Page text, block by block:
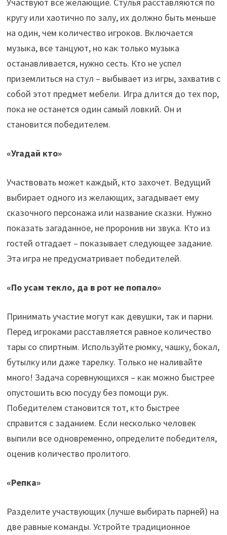
кругу или хаотично по залу, их должно быть меньше
на один, чем количество игроков. Включается
музыка, все танцуют, но как только музыка
останавливается, нужно сесть. Кто не успел
приземлиться на стул – выбывает из игры, захватив с
собой этот предмет мебели. Игра длится до тех пор,
пока не останется один самый ловкий. Он и
становится победителем.
«Угадай кто»
Участвовать может каждый, кто захочет. Ведущий
выбирает одного из желающих, загадывает ему
сказочного персонажа или название сказки. Нужно
показать загаданное, не проронив ни звука. Кто из
гостей отгадает – показывает следующее задание.
Эта игра не предусматривает победителей.
«По усам текло, да в рот не попало»
Принимать участие могут как девушки, так и парни.
Перед игроками расставляется равное количество
тары со спиртным. Используйте рюмку, чашку, бокал,
бутылку или даже тарелку. Только не наливайте
много! Задача соревнующихся – как можно быстрее
опустошить всю посуду без помощи рук.
Победителем становится тот, кто быстрее
справится с заданием. Если несколько человек
выпили все одновременно, определите победителя,
оценив количество пролитого.
«Репка»
Разделите участвующих (лучше выбирать парней) на
две равные команды. Устройте традиционное